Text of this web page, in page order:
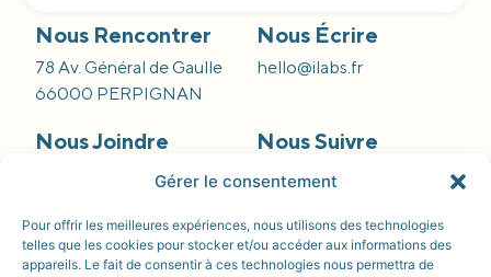
Gérer le consentement
Pour offrir les meilleures expériences, nous utilisons des technologies
telles que les cookies pour stocker et/ou accéder aux informations des
appareils. Le fait de consentir à ces technologies nous permettra de
Nous Rencontrer
78 Av. Général de Gaulle
66000 PERPIGNAN
Nous Écrire
hello@ilabs.fr
Nous Joindre Nous Suivre